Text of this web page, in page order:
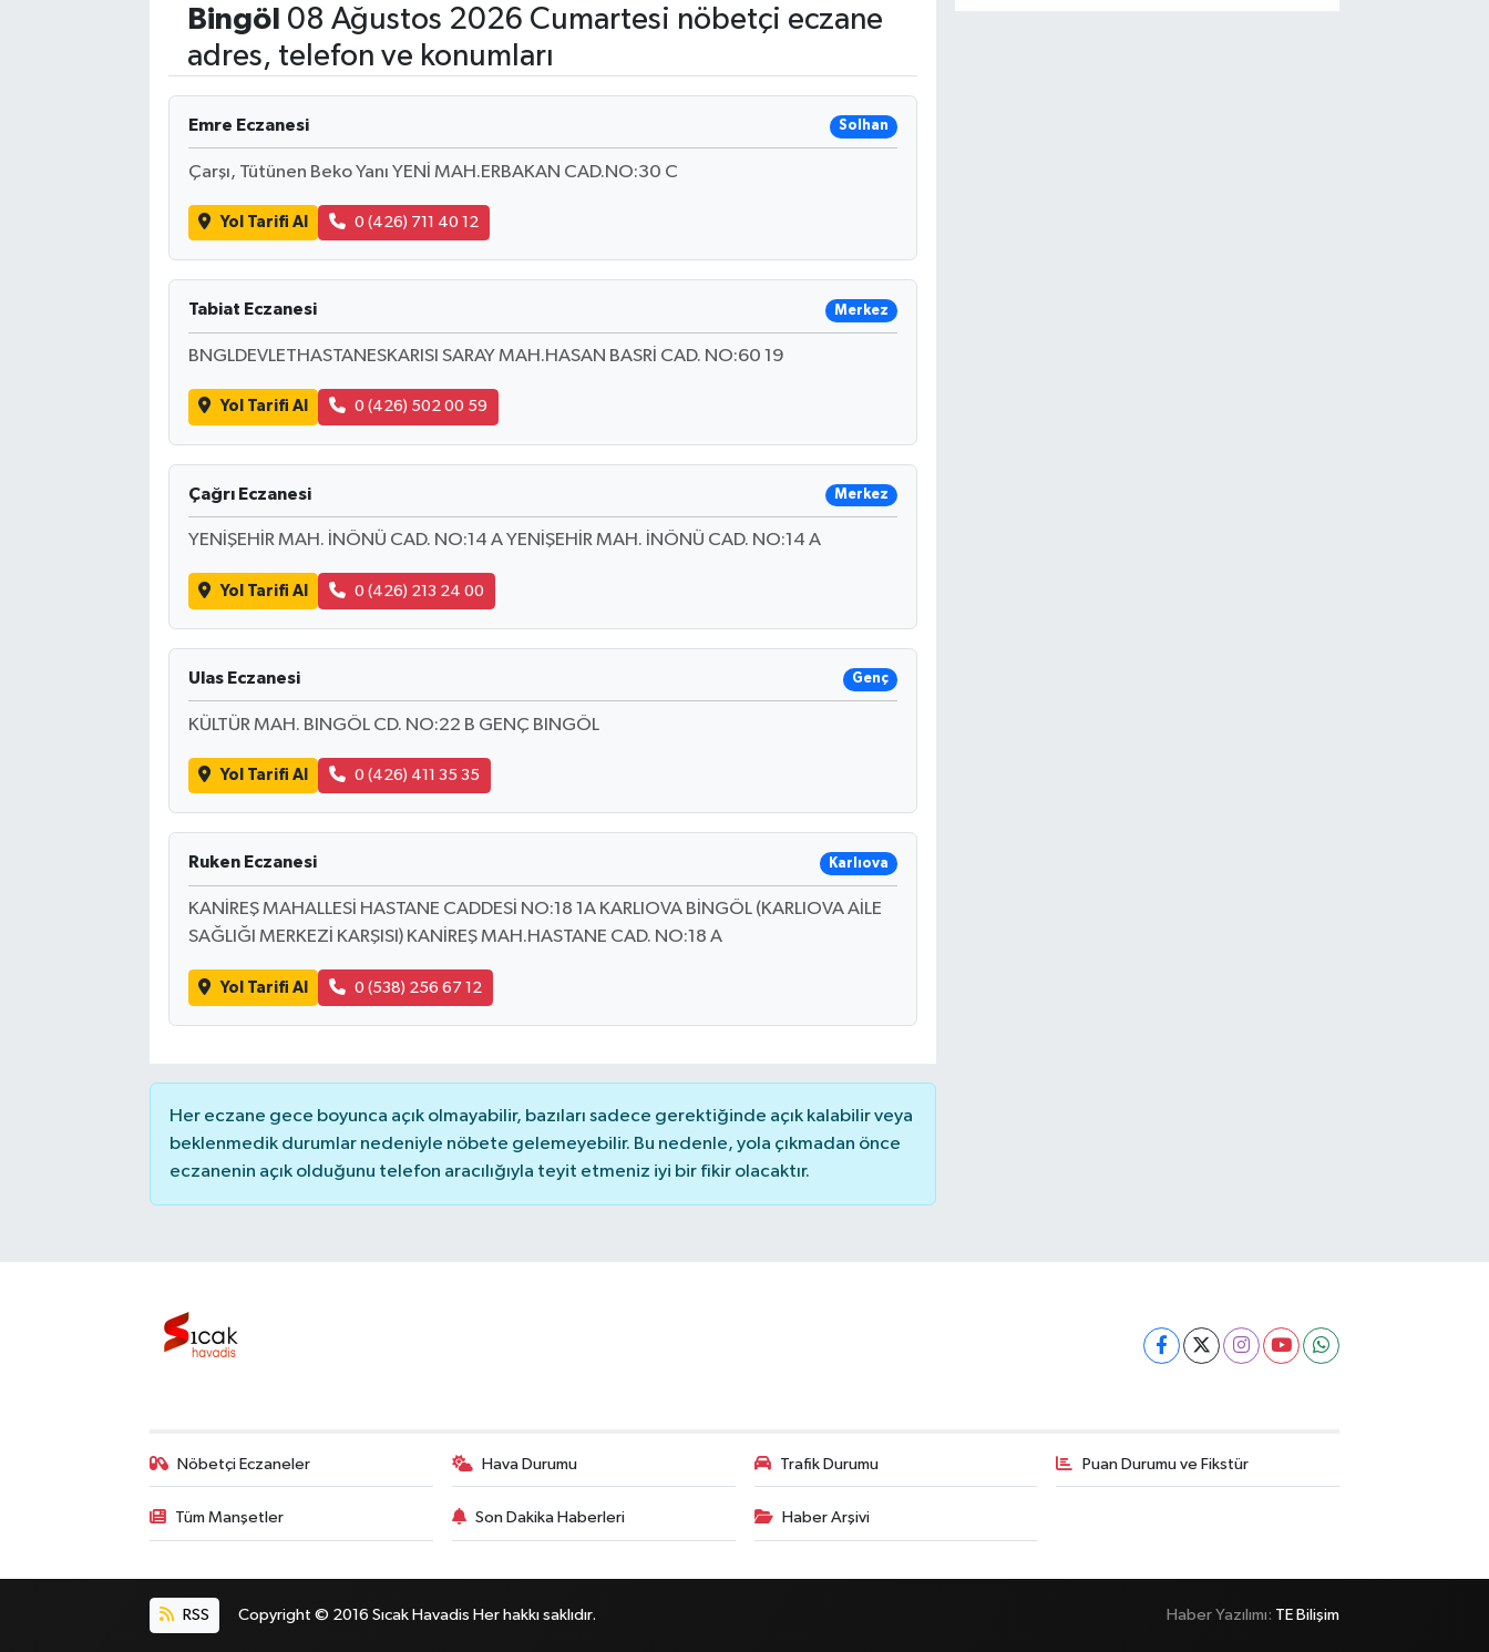
Bingöl 08 Ağustos 2026 Cumartesi nöbetçi eczane
adres, telefon ve konumları
Emre Eczanesi Solhan
Çarşı, Tütünen Beko Yanı YENİ MAH.ERBAKAN CAD.NO:30 C
Yol Tarifi Al 0 (426) 711 40 12
Tabiat Eczanesi Merkez
BNGLDEVLETHASTANESKARISI SARAY MAH.HASAN BASRİ CAD. NO:60 19
Yol Tarifi Al 0 (426) 502 00 59
Çağrı Eczanesi Merkez
YENİŞEHİR MAH. İNÖNÜ CAD. NO:14 A YENİŞEHİR MAH. İNÖNÜ CAD. NO:14 A
Yol Tarifi Al 0 (426) 213 24 00
Ulas Eczanesi Genç
KÜLTÜR MAH. BINGÖL CD. NO:22 B GENÇ BINGÖL
Yol Tarifi Al 0 (426) 411 35 35
Ruken Eczanesi Karlıova
KANİREŞ MAHALLESİ HASTANE CADDESİ NO:18 1A KARLIOVA BİNGÖL (KARLIOVA AİLE
SAĞLIĞI MERKEZİ KARŞISI) KANİREŞ MAH.HASTANE CAD. NO:18 A
Yol Tarifi Al 0 (538) 256 67 12
Her eczane gece boyunca açık olmayabilir, bazıları sadece gerektiğinde açık kalabilir veya
beklenmedik durumlar nedeniyle nöbete gelemeyebilir. Bu nedenle, yola çıkmadan önce
eczanenin açık olduğunu telefon aracılığıyla teyit etmeniz iyi bir fikir olacaktır.
Nöbetçi Eczaneler Hava Durumu Trafik Durumu Puan Durumu ve Fikstür
Tüm Manşetler Son Dakika Haberleri Haber Arşivi
RSS Copyright © 2016 Sıcak Havadis Her hakkı saklıdır. Haber Yazılımı: TE Bilişim
Bilim, Teknoloji